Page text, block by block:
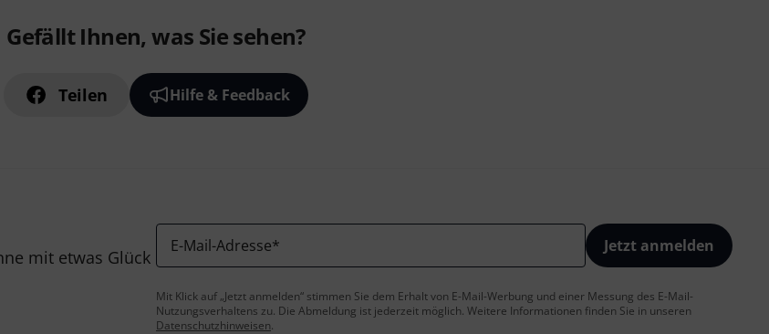
Gefällt Ihnen, was Sie sehen?
Teilen Hilfe & Feedback
mit etwas Glück
E-Mail-Adresse* Jetzt anmelden
Mit Klick auf „Jetzt anmelden“ stimmen Sie dem Erhalt von E-Mail-Werbung und einer Messung des E-Mail-
Nutzungsverhaltens zu. Die Abmeldung ist jederzeit möglich. Weitere Informationen finden Sie in unseren
Datenschutzhinweisen.